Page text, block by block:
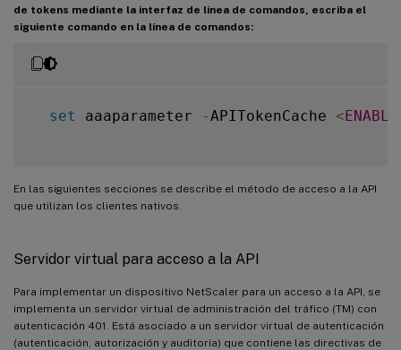
de tokens mediante la interfaz de línea de comandos, escriba el
siguiente comando en la línea de comandos:
set aaaparameter -APITokenCache <
En las siguientes secciones se describe el método de acceso a la API
que utilizan los clientes nativos.
Servidor virtual para acceso a la API
Para implementar un dispositivo NetScaler para un acceso a la API, se
implementa un servidor virtual de administración del tráfico (TM) con
autenticación 401. Está asociado a un servidor virtual de autenticación
(autenticación, autorización y auditoría) que contiene las directivas de